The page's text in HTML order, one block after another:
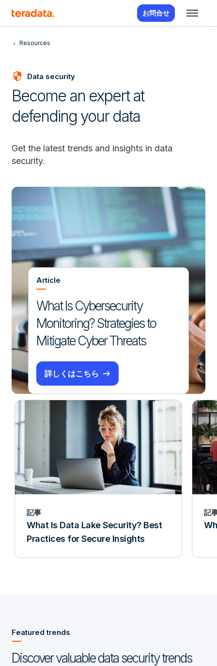
お問合せ
Resources
security Data security
Become an expert at
defending your data
Get the latest trends and insights in data
security.
Article
What Is Cybersecurity
Monitoring? Strategies to
Mitigate Cyber Threats
詳しくはこちら
記事
What Is Data Lake Security? Best
Practices for Secure Insights
記
Featured trends
Discover valuable data security trends